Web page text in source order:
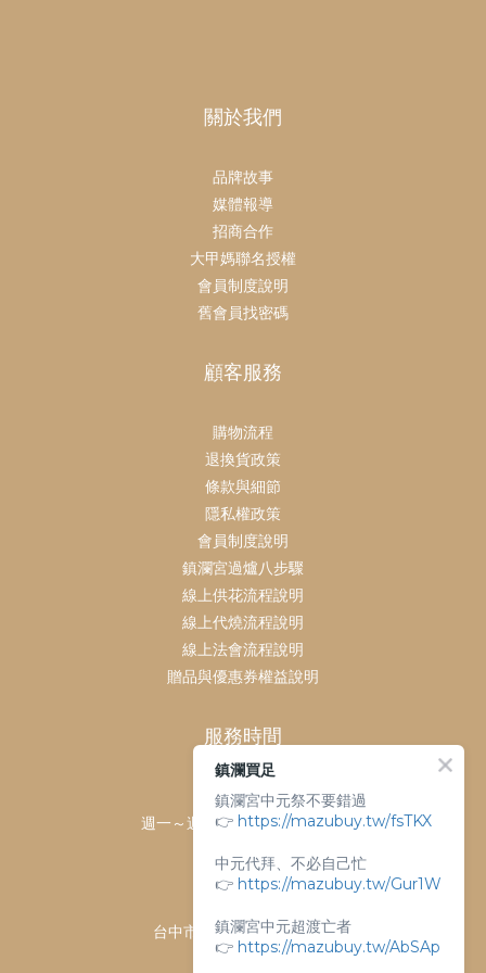
關於我們
品牌故事
媒體報導
招商合作
大甲媽聯名授權
會員制度說明
舊會員找密碼
顧客服務
購物流程
退換貨政策
條款與細節
隱私權政策
會員制度說明
鎮瀾宮過爐八步驟
線上供花流程說明
線上代燒流程說明
線上法會流程說明
贈品與優惠券權益說明
服務時間
客服時間：
週一～週日 上午9點～下午6點
04-26763688
台中市大甲區順天路238號
鎮瀾買足
鎮瀾宮中元祭不要錯過
👉 https://mazubuy.tw/fsTKX
中元代拜、不必自己忙
👉 https://mazubuy.tw/Gur1W
鎮瀾宮中元超渡亡者
👉 https://mazubuy.tw/AbSAp